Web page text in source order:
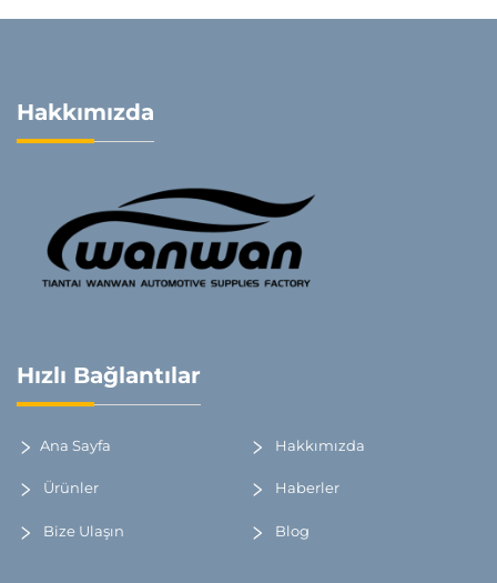
Hakkımızda
Hızlı Bağlantılar
Ana Sayfa Hakkımızda
Ürünler Haberler
Bize Ulaşın Blog